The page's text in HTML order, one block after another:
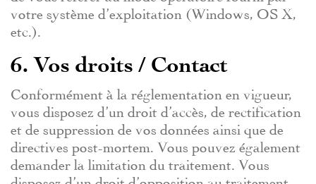
votre système d’exploitation (Windows, OS X,
etc.).
6. Vos droits / Contact
Conformément à la réglementation en vigueur,
vous disposez d’un droit d’accès, de rectification
et de suppression de vos données ainsi que de
directives post-mortem. Vous pouvez également
demander la limitation du traitement. Vous
disposez d’un droit d’opposition au traitement